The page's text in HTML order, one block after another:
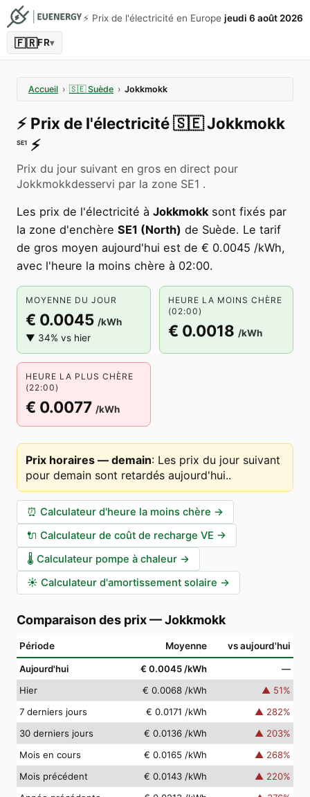
⚡️ Prix de l'électricité en Europe jeudi 6 août 2026
🇫🇷FR▾
Accueil › 🇸🇪 Suède › Jokkmokk
⚡️ Prix de l'électricité🇸🇪Jokkmokk
SE1 ⚡️
Prix du jour suivant en gros en direct pour
Jokkmokkdesservi par la zone SE1 .
Les prix de l'électricité à Jokkmokksont fixés par
la zone d'enchère SE1 (North) de Suède. Le tarif
de gros moyen aujourd'hui est de € 0.0045 /kWh,
avec l'heure la moins chère à 02:00.
MOYENNE DU JOUR
€ 0.0045 /kWh
▼ 34% vs hier
HEURE LA MOINS CHÈRE
(02:00)
€ 0.0018 /kWh
HEURE LA PLUS CHÈRE
(22:00)
€ 0.0077 /kWh
Prix horaires — demain: Les prix du jour suivant
pour demain sont retardés aujourd'hui..
⏰ Calculateur d'heure la moins chère →
🔌 Calculateur de coût de recharge VE →
🌡️ Calculateur pompe à chaleur →
☀️ Calculateur d'amortissement solaire →
Comparaison des prix—Jokkmokk
Période Moyenne vs aujourd'hui
Aujourd'hui € 0.0045 /kWh
—
Hier
€ 0.0068 /kWh ▲ 51%
7 derniers jours
€ 0.0171 /kWh ▲ 282%
30 derniers jours
€ 0.0136 /kWh ▲ 203%
Mois en cours
€ 0.0165 /kWh ▲ 268%
Mois précédent
€ 0.0143 /kWh ▲ 220%